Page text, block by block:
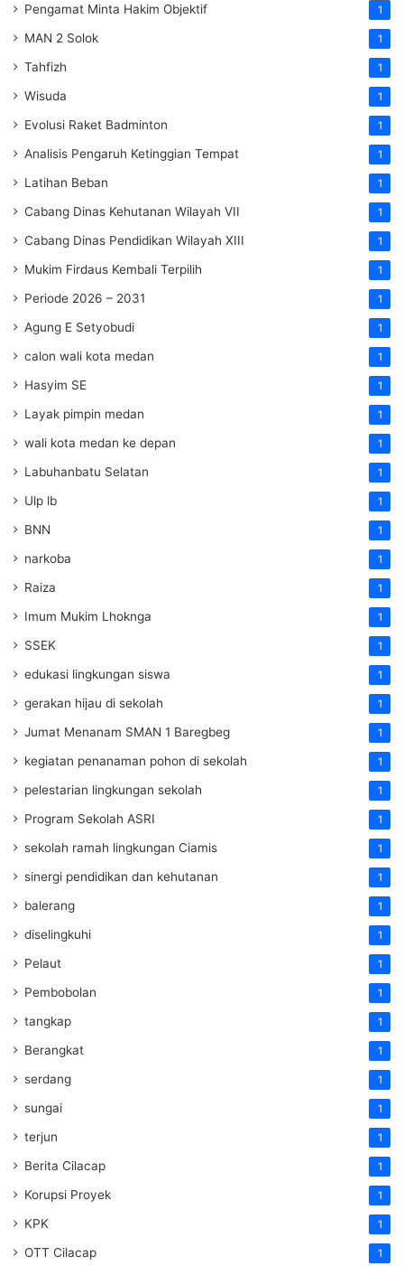
Pengamat Minta Hakim Objektif 1
MAN 2 Solok 1
Tahfizh 1
Wisuda 1
Evolusi Raket Badminton 1
Analisis Pengaruh Ketinggian Tempat 1
Latihan Beban 1
Cabang Dinas Kehutanan Wilayah VII 1
Cabang Dinas Pendidikan Wilayah XIII 1
Mukim Firdaus Kembali Terpilih 1
Periode 2026 – 2031 1
Agung E Setyobudi 1
calon wali kota medan 1
Hasyim SE 1
Layak pimpin medan 1
wali kota medan ke depan 1
Labuhanbatu Selatan 1
Ulp lb 1
BNN 1
narkoba 1
Raiza 1
Imum Mukim Lhoknga 1
SSEK 1
edukasi lingkungan siswa 1
gerakan hijau di sekolah 1
Jumat Menanam SMAN 1 Baregbeg 1
kegiatan penanaman pohon di sekolah 1
pelestarian lingkungan sekolah 1
Program Sekolah ASRI 1
sekolah ramah lingkungan Ciamis 1
sinergi pendidikan dan kehutanan 1
balerang 1
diselingkuhi 1
Pelaut 1
Pembobolan 1
tangkap 1
Berangkat 1
serdang 1
sungai 1
terjun 1
Berita Cilacap 1
Korupsi Proyek 1
KPK 1
OTT Cilacap 1